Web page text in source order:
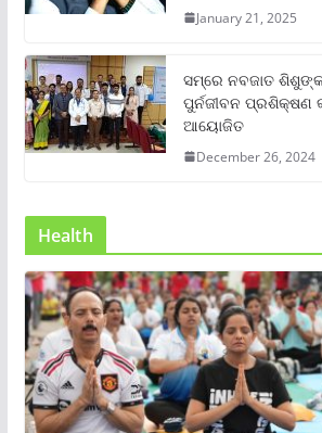
January 21, 2025
ସମ୍‌ରେ ନବଜାତ
ପୁର୍ନଜୀବନ ପ୍ରଶିକ୍ଷଣ
ଆୟୋଜିତ
December 26, 2024
Health